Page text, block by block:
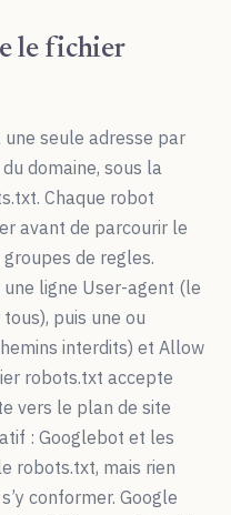
le fichier
seule adresse par
domaine, sous la
Chaque robot
avant de parcourir le
de regles.
ligne User-agent (le
puis une ou
interdits) et Allow
robots.txt accepte
vers le plan de site
: Googlebot et les
robots.txt, mais rien
conformer. Google